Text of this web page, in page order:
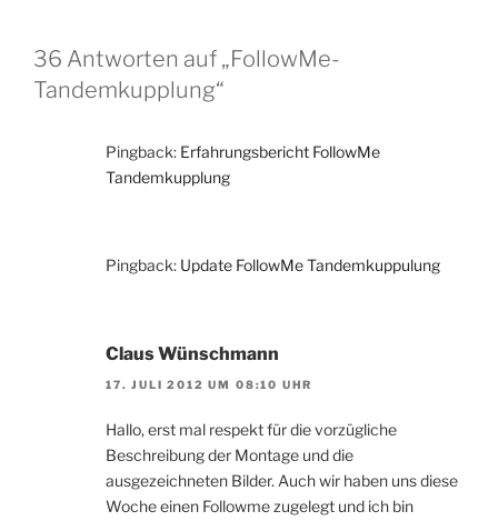
36 Antworten auf „FollowMe-
Tandemkupplung“
Pingback: Erfahrungsbericht FollowMe
Tandemkupplung
Pingback: Update FollowMe Tandemkuppulung
Claus Wünschmann
17. JULI 2012 UM 08:10 UHR
Hallo, erst mal respekt für die vorzügliche
Beschreibung der Montage und die
ausgezeichneten Bilder. Auch wir haben uns diese
Woche einen Followme zugelegt und ich bin